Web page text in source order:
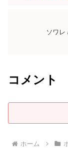
ソワレ
コメント
ホーム